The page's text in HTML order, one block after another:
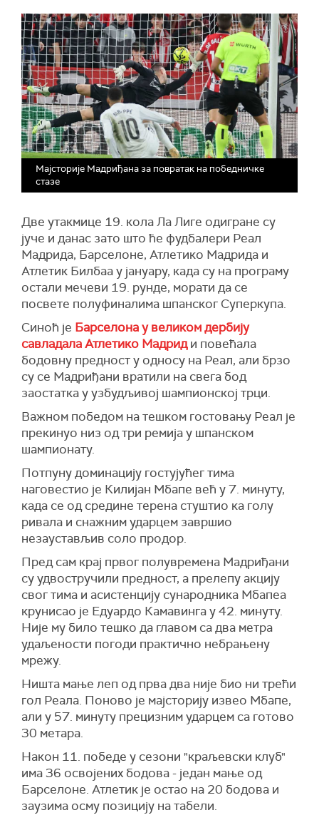
Мајсторије Мадриђана за повратак на победничке
стазе
Две утакмице 19. кола Ла Лиге одигране су
јуче и данас зато што ће фудбалери Реал
Мадрида, Барселоне, Атлетико Мадрида и
Атлетик Билбаа у јануару, када су на програму
остали мечеви 19. рунде, морати да се
посвете полуфиналима шпанског Суперкупа.
Синоћ је Барселона у великом дербију
савладала Атлетико Мадриди повећала
бодовну предност у односу на Реал, али брзо
су се Мадриђани вратили на свега бод
заостатка у узбудљивој шампионској трци.
Важном победом на тешком гостовању Реал је
прекинуо низ од три ремија у шпанском
шампионату.
Потпуну доминацију гостујућег тима
наговестио је Килијан Мбапе већ у 7. минуту,
када се од средине терена стуштио ка голу
ривала и снажним ударцем завршио
незаустављив соло продор.
Пред сам крај првог полувремена Мадриђани
су удвостручили предност, а прелепу акцију
свог тима и асистенцију сународника Мбапеа
крунисао је Едуардо Камавинга у 42. минуту.
Није му било тешко да главом са два метра
удаљености погоди практично небрањену
мрежу.
Ништа мање леп од прва два није био ни трећи
гол Реала. Поново је мајсторију извео Мбапе,
али у 57. минуту прецизним ударцем са готово
30 метара.
Након 11. победе у сезони "краљевски клуб"
има 36 освојених бодова - један мање од
Барселоне. Атлетик је остао на 20 бодова и
заузима осму позицију на табели.